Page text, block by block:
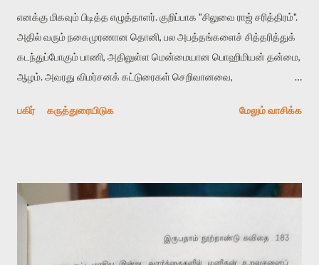
எனக்கு மிகவும் பிடித்த எழுத்தாளர். குறிப்பாக "சிலுவை ராஜ் சரித்திரம்".
அதில் வரும் நகைமுரணான தொனி, பல அபத்தங்களைச் சித்தரித்துக்
கடந்துப்போகும் பாணி, அதிலுள்ள மென்மையான பொஹிமியன் தன்மை,
ஆழம். அவரது விமர்சனக் கட்டுரைகள் செறிவானவை,
அணுகுபவர். அவர் காட்டும் சமூக உளவியல் பார்வை என் சிந்தனையை
சமூகத்தையும் அலசியிருக்கிறேன் - குறிப்பாக நிலம், அதனுடன்
புலம்பெயரும்போது, சமூக அடுக்குகள் நிலைகுலையும்போது
மனிதர்களை அது பாதிக்கும்விதம், அப்பாதிப்பு இலக்கியத்தில்
பகிர் கருத்துரையிடுக மேலும் வாசிக்க